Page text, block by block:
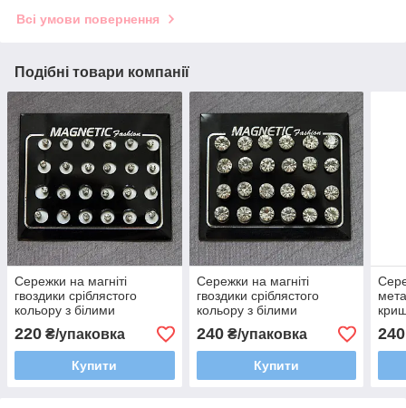
Всі умови повернення
Подібні товари компанії
Сережки на магніті
гвоздики сріблястого
кольору з білими
кристалами Fashion
розмір 3х3 мм набір з 12
пар
220 ₴/упаковка
Купити
Сережки на магніті
гвоздики сріблястого
кольору з білими
кристалами Fashion
розмір 7х7 мм набір з 12
пар
240₴/упаковка
Купити
см
240